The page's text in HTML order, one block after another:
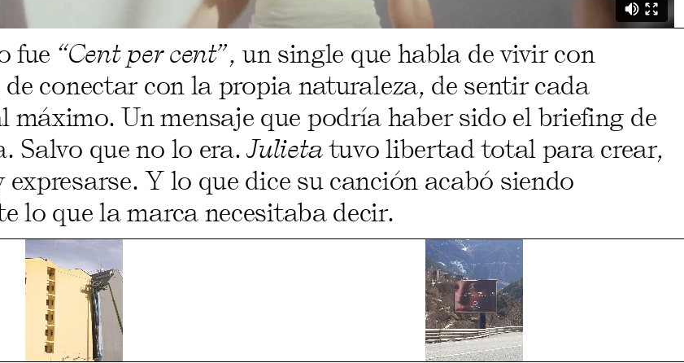
fue “Cent per cent”, un single que habla de vivir con
conectar con la propia naturaleza, de sentir cada
máximo. Un mensaje que podría haber sido el briefing de
Salvo que no lo era.Julietatuvo libertad total para crear,
expresarse. Y lo que dice su canción acabó siendo
lo que la marca necesitaba decir.